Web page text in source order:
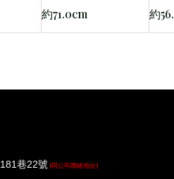
約71.0cm 約
巷22號 (同公司聯絡地址)